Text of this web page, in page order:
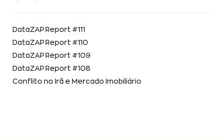
DataZAP Report #111
DataZAP Report #110
DataZAP Report #109
DataZAP Report #108
Conflito no Irã e Mercado Imobiliário